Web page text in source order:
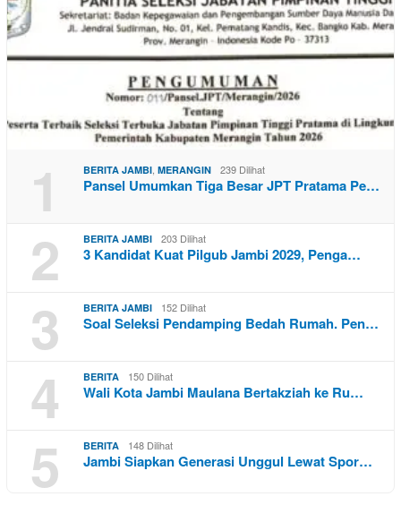
1 BERITA JAMBI, MERANGIN 239 Dilihat
Pansel Umumkan Tiga Besar JPT Pratama Pe…
2 BERITA JAMBI 203 Dilihat
3 Kandidat Kuat Pilgub Jambi 2029, Penga…
3 BERITA JAMBI 152 Dilihat
Soal Seleksi Pendamping Bedah Rumah. Pen…
4 BERITA 150 Dilihat
Wali Kota Jambi Maulana Bertakziah ke Ru…
5 BERITA 148 Dilihat
Jambi Siapkan Generasi Unggul Lewat Spor…